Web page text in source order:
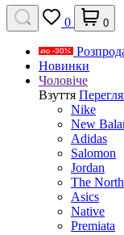
0 0
Новинки
Чоловіче
Взуття
Nike
New
Adidas
Salomon
Jordan
The
Asics
Native
Premiata